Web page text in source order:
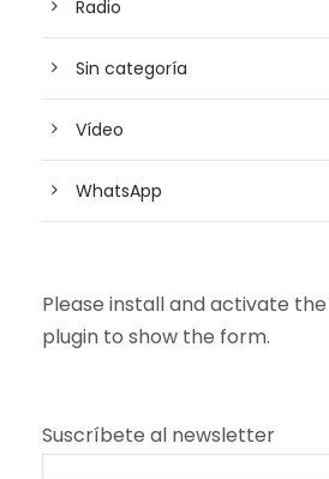
Radio
Sin categoría
Vídeo
WhatsApp
Please install and activate the
plugin to show the form.
Suscríbete al newsletter